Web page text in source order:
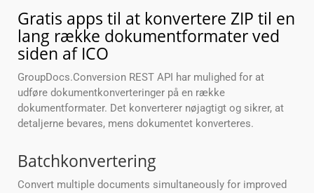
Gratis apps til at konvertere ZIP til en
lang række dokumentformater ved
siden af ICO
GroupDocs.Conversion REST API har mulighed for at
udføre dokumentkonverteringer på en række
dokumentformater. Det konverterer nøjagtigt og sikrer, at
detaljerne bevares, mens dokumentet konverteres.
Batchkonvertering
Convert multiple documents simultaneously for improved